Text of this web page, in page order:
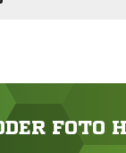
FOTO